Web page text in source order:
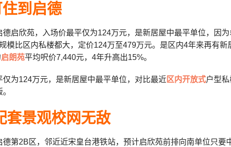
到启德
德启欣苑，入场价最平仅为124万元，是新居屋中最平单位，因
模比区内私楼都大， 定价124万至479万元。是区内4年来再有
启朗苑平均呎价7,440元，4年升高出15%。
仅为124万元，是新居屋中最平单位，对比最近区内开放式户型
套景观校网无敌
第2B区，邻近近宋皇台港铁站， 预计启欣苑前排向南单位只要